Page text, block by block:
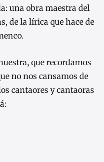
una obra maestra del
de la lírica que hace de
que recordamos
no nos cansamos de
cantaores y cantaoras